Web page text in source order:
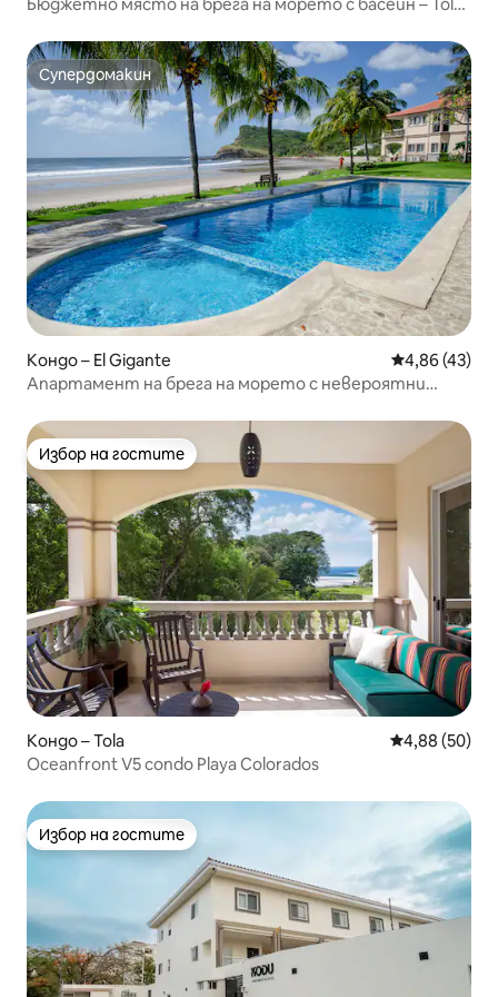
Супердомакин
Супердомакин
Кондо – El Gigante Средна
4,86 (43)
Апартамент на брега на морето с невероятни
Избор на гостите
Избор на гостите
Кондо – Tola Средна
4,88 (50)
Oceanfront V5 condo Playa Colorados
Избор на гостите
Избор на гостите